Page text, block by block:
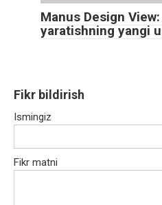
Manus Design
yaratishning yangi
Fikr bildirish
Ismingiz
Fikr matni